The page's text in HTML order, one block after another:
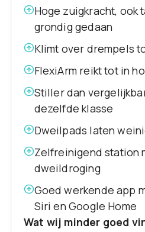
Hoge zuigkracht, ook
grondig gedaan
Klimt over drempels
FlexiArm reikt tot in
Stiller dan
dezelfde klasse
Dweilpads laten
Zelfreinigend station
dweildroging
Goed werkende app
Siri en Google Home
Wat wij minder goed